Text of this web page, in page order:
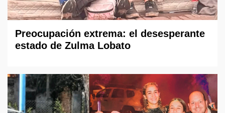
Preocupación extrema: el desesperante
estado de Zulma Lobato